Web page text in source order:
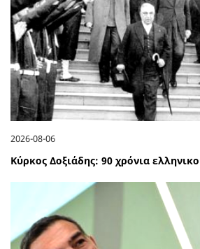
2026-08-06
Κύρκος Δοξιάδης: 90 χρόνια